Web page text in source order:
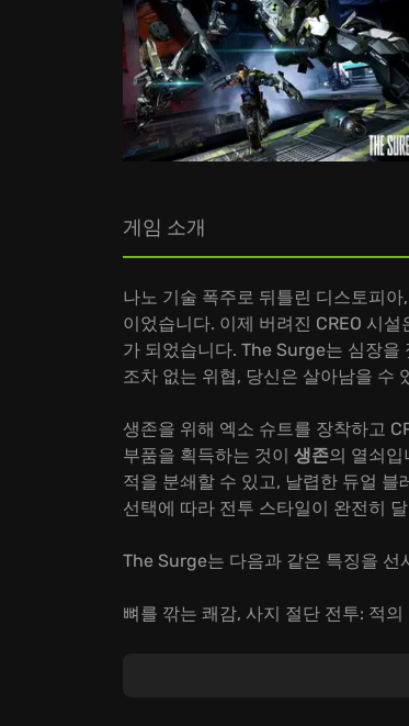
게임 소개
나노 기술 폭주로 뒤틀린 디스토피
이었습니다. 이제 버려진 CREO 시
가 되었습니다. The Surge는 심장을
조차 없는 위협, 당신은 살아남을 수
생존을 위해 엑소 슈트를 장착하고
부품을 획득하는 것이 생존의 열쇠
적을 분쇄할 수 있고, 날렵한 듀얼 블
선택에 따라 전투 스타일이 완전히
The Surge는 다음과 같은 특징을 선
뼈를 깎는 쾌감, 사지 절단 전투: 적
나만의 엑소 슈트 창조: 수많은 모듈